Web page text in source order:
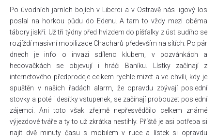
Po úvodních jarních bojích v Liberci a v Ostravě nás ligový los
poslal na horkou půdu do Edenu. A tam to vždy mezi oběma
tábory jiskří. Už tři týdny před hvizdem do píšťalky z úst sudího se
rozjíždí masivní mobilizace Chacharů především na sítích. Po pár
dnech je info o invazi sdíleno klubem, v pozvánkách a
hecovačkách se objevují i hráči Baníku. Lístky začínají z
internetového předprodeje celkem rychle mizet a ve chvíli, kdy je
spuštěn v našich řadách alarm, že opravdu zbývají poslední
stovky a poté i desítky vstupenek, se začínají probouzet poslední
zájemci. Ani toto však zřejmě nepřesvědčilo celkem známé
výjezdové tváře a ty to už zkrátka nestihly. Příště je asi potřeba si
najít dvě minuty času s mobilem v ruce a lístek si opravdu